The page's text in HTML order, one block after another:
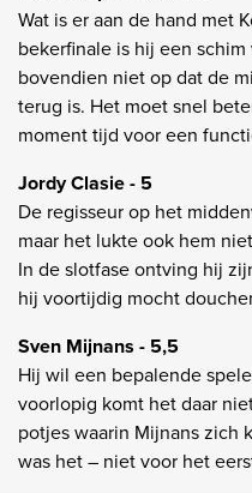
Wat is er aan de hand met
bekerfinale is hij een
bovendien niet op dat de
terug is. Het moet snel
moment tijd voor een
Jordy Clasie - 5
De regisseur op het
maar het lukte ook hem
In de slotfase ontving hij
hij voortijdig mocht
Sven Mijnans - 5,5
Hij wil een bepalende
voorlopig komt het daar
potjes waarin Mijnans zich
was het – niet voor het